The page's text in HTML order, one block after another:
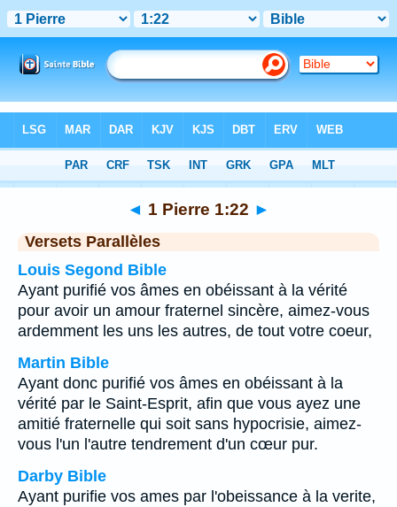
Chapitre 1> Verset 22
◄ 1 Pierre 1:22 ►
Versets Parallèles
Louis Segond Bible
Ayant purifié vos âmes en obéissant à la vérité
pour avoir un amour fraternel sincère, aimez-vous
ardemment les uns les autres, de tout votre coeur,
Martin Bible
Ayant donc purifié vos âmes en obéissant à la
vérité par le Saint-Esprit, afin que vous ayez une
amitié fraternelle qui soit sans hypocrisie, aimez-
vous l'un l'autre tendrement d'un cœur pur.
Darby Bible
Ayant purifie vos ames par l'obeissance à la verite,